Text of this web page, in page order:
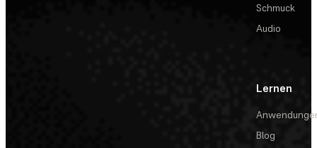
Schmuck
Audio
Lernen
Blog